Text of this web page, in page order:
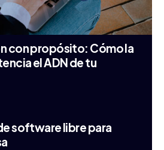
con propósito: Cómo la
el ADN de tu
software libre para